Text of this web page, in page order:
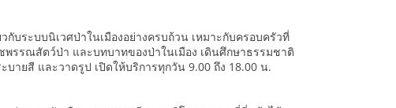
บระบบนิเวศป่าในเมืองอย่างครบถ้วน เหมาะกับครอบครัวที่
พรรณสัตว์ป่า และบทบาทของป่าในเมือง เดินศึกษาธรรมชาติ
ายสี และวาดรูป เปิดให้บริการทุกวัน 9.00 ถึง 18.00 น.